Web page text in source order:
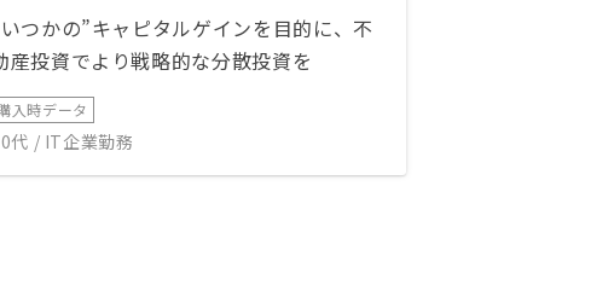
つかの”キャピタルゲインを目的に、不
産投資でより戦略的な分散投資を
入時データ
代 / IT企業勤務